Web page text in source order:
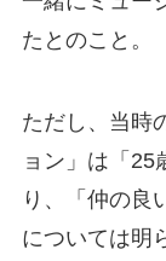
たとのこと。
ただし、当時
ョン」は「25
り、「仲の良
については明